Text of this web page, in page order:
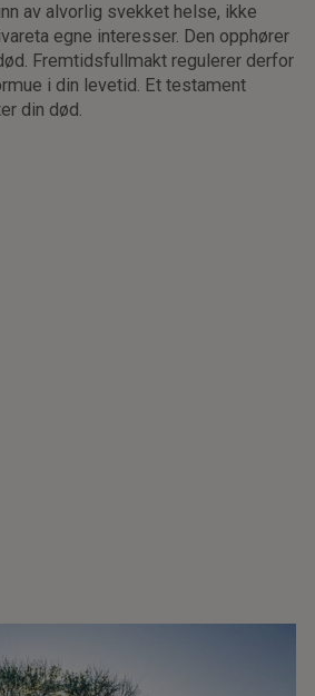
av alvorlig svekket helse, ikke
egne interesser. Den opphører
Fremtidsfullmakt regulerer derfor
i din levetid. Et testament
din død.